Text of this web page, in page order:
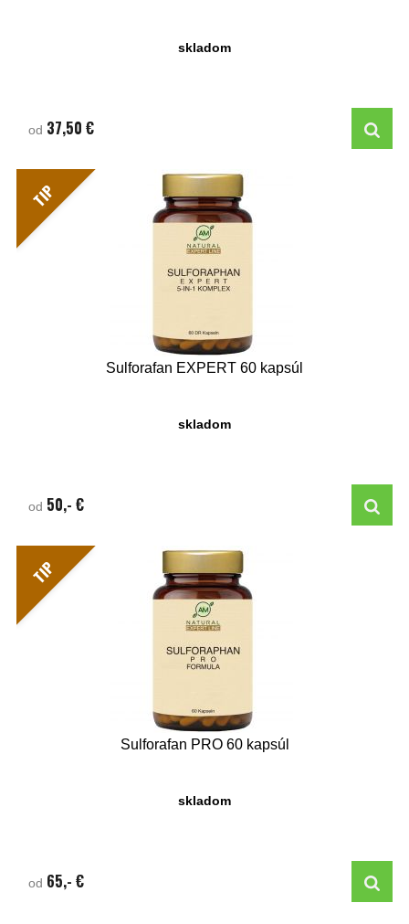
skladom
od 37,50 €
TIP
Sulforafan EXPERT 60 kapsúl
skladom
od 50,- €
TIP
Sulforafan PRO 60 kapsúl
skladom
od 65,- €